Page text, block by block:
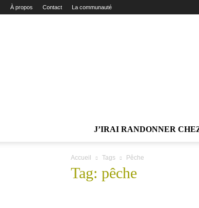
À propos Contact La communauté
J’IRAI RANDONNER
Accueil Tags Pêche
Tag: pêche